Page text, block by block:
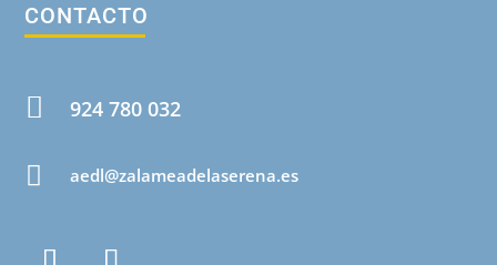
CONTACTO
 924 780 032
 aedl@zalameadelaserena.es